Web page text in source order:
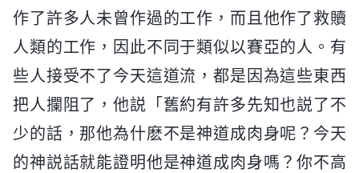
作了許多人未曾作過的工作，而且他作了救贖
人類的工作，因此不同于類似以賽亞的人。有
些人接受不了今天這道流，都是因為這些東西
把人攔阻了，他説「舊約有許多先知也説了不
少的話，那他為什麽不是神道成肉身呢？今天
的神説話就能證明他是神道成肉身嗎？你不高